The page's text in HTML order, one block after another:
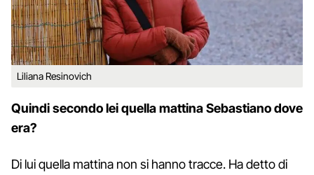
Liliana Resinovich
Quindi secondo lei quella mattina Sebastiano dove
era?
Di lui quella mattina non si hanno tracce. Ha detto di